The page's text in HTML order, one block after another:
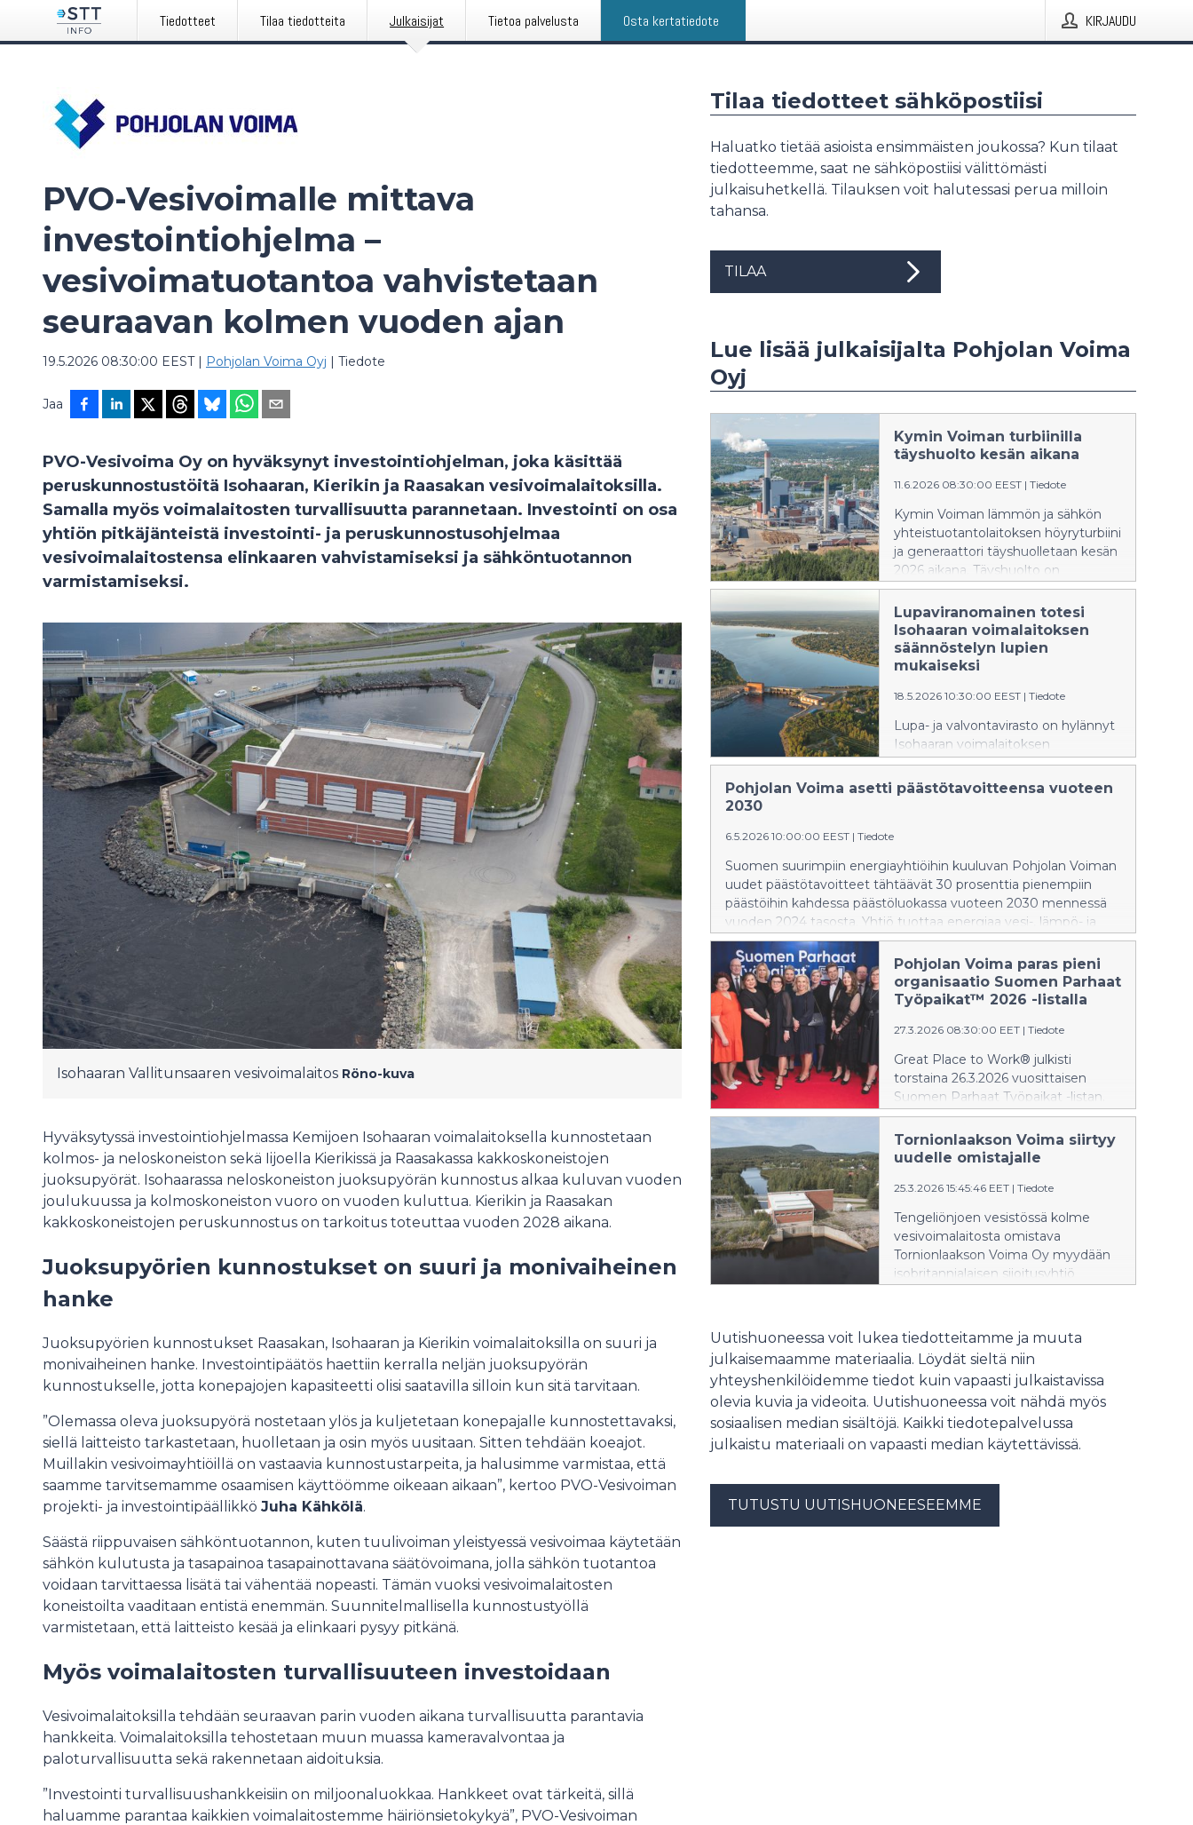
Tiedotteet Tilaa tiedotteita Julkaisijat Tietoa palvelusta Osta kertatiedote KIRJAUDU
PVO-Vesivoimalle mittava
investointiohjelma –
vesivoimatuotantoa vahvistetaan
seuraavan kolmen vuoden ajan
19.5.2026 08:30:00 EEST| Pohjolan Voima Oyj | Tiedote
Jaa
PVO-Vesivoima Oy on hyväksynyt investointiohjelman, joka käsittää
peruskunnostustöitä Isohaaran, Kierikin ja Raasakan vesivoimalaitoksilla.
Samalla myös voimalaitosten turvallisuutta parannetaan. Investointi on osa
yhtiön pitkäjänteistä investointi- ja peruskunnostusohjelmaa
vesivoimalaitostensa elinkaaren vahvistamiseksi ja sähköntuotannon
varmistamiseksi.
Isohaaran Vallitunsaaren vesivoimalaitos Röno-kuva
Hyväksytyssä investointiohjelmassa Kemijoen Isohaaran voimalaitoksella kunnostetaan
kolmos- ja neloskoneiston sekä Iijoella Kierikissä ja Raasakassa kakkoskoneistojen
juoksupyörät. Isohaarassa neloskoneiston juoksupyörän kunnostus alkaa kuluvan vuoden
joulukuussa ja kolmoskoneiston vuoro on vuoden kuluttua. Kierikin ja Raasakan
kakkoskoneistojen peruskunnostus on tarkoitus toteuttaa vuoden 2028 aikana.
Juoksupyörien kunnostukset on suuri ja monivaiheinen
hanke
Juoksupyörien kunnostukset Raasakan, Isohaaran ja Kierikin voimalaitoksilla on suuri ja
monivaiheinen hanke. Investointipäätös haettiin kerralla neljän juoksupyörän
kunnostukselle, jotta konepajojen kapasiteetti olisi saatavilla silloin kun sitä tarvitaan.
”Olemassa oleva juoksupyörä nostetaan ylös ja kuljetetaan konepajalle kunnostettavaksi,
siellä laitteisto tarkastetaan, huolletaan ja osin myös uusitaan. Sitten tehdään koeajot.
Muillakin vesivoimayhtiöillä on vastaavia kunnostustarpeita, ja halusimme varmistaa, että
saamme tarvitsemamme osaamisen käyttöömme oikeaan aikaan”, kertoo PVO-Vesivoiman
projekti- ja investointipäällikkö Juha Kähkölä.
Säästä riippuvaisen sähköntuotannon, kuten tuulivoiman yleistyessä vesivoimaa käytetään
sähkön kulutusta ja tasapainoa tasapainottavana säätövoimana, jolla sähkön tuotantoa
voidaan tarvittaessa lisätä tai vähentää nopeasti. Tämän vuoksi vesivoimalaitosten
koneistoilta vaaditaan entistä enemmän. Suunnitelmallisella kunnostustyöllä
varmistetaan, että laitteisto kesää ja elinkaari pysyy pitkänä.
Myös voimalaitosten turvallisuuteen investoidaan
Vesivoimalaitoksilla tehdään seuraavan parin vuoden aikana turvallisuutta parantavia
hankkeita. Voimalaitoksilla tehostetaan muun muassa kameravalvontaa ja
paloturvallisuutta sekä rakennetaan aidoituksia.
”Investointi turvallisuushankkeisiin on miljoonaluokkaa. Hankkeet ovat tärkeitä, sillä
haluamme parantaa kaikkien voimalaitostemme häiriönsietokykyä”, PVO-Vesivoiman
Tilaa tiedotteet sähköpostiisi
Haluatko tietää asioista ensimmäisten joukossa? Kun tilaat
tiedotteemme, saat ne sähköpostiisi välittömästi
julkaisuhetkellä. Tilauksen voit halutessasi perua milloin
tahansa.
TILAA
Lue lisää julkaisijalta Pohjolan Voima
Oyj
Kymin Voiman turbiinilla
täyshuolto kesän aikana
11.6.2026 08:30:00 EEST | Tiedote
Kymin Voiman lämmön ja sähkön
yhteistuotantolaitoksen höyryturbiini
ja generaattori täyshuolletaan kesän
2026 aikana. Täyshuolto on
valmistajan edellyttämä
määräaikaishuolto, joka tehtiin
edellisen kerran vuonna 2018. Työt
aloitettiin kesäkuun alussa, ja niiden
odotetaan valmistuvan elokuussa.
tuotannon normaalisti syksyllä.
Lupaviranomainen totesi
Isohaaran voimalaitoksen
säännöstelyn lupien
mukaiseksi
18.5.2026 10:30:00 EEST | Tiedote
Lupa- ja valvontavirasto on hylännyt
Isohaaran voimalaitoksen
lyhytaikaissäännöstelyn lopettamista
koskeneen
hallintopakkohakemuksen. Päätös
Pohjolan Voima asetti päästötavoitteensa vuoteen
2030
6.5.2026 10:00:00 EEST | Tiedote
Suomen suurimpiin energiayhtiöihin kuuluvan Pohjolan Voiman
uudet päästötavoitteet tähtäävät 30 prosenttia pienempiin
päästöihin kahdessa päästöluokassa vuoteen 2030 mennessä
vuoden 2024 tasosta. Yhtiö tuottaa energiaa vesi-, lämpö- ja
ydinvoimalla. Pohjolan Voima on vähentänyt
hiilidioksidipäästöjään määrätietoisesti ja vuonna 2025
sähköntuotannosta 99,7 % ja lämmöntuotannosta 91,4 % oli
hiilineutraalia.
Pohjolan Voima paras pieni
organisaatio Suomen Parhaat
Työpaikat™ 2026 -listalla
27.3.2026 08:30:00 EET | Tiedote
Great Place to Work® julkisti
torstaina 26.3.2026 vuosittaisen
Suomen Parhaat Työpaikat -listan.
Pohjolan Voima Oyj palkittiin
parhaana pienenä organisaationa.
Pohjolan Voima on tehnyt
ja työyhteisönsä kehittämiseksi.
Yhteiskunnallisesti merkittävä työ ja
osallistava johtamiskulttuuri
näkyykin tutkimuksessa
sitoutumisena ja keskinäisenä
luottamuksena.
Tornionlaakson Voima siirtyy
uudelle omistajalle
25.3.2026 15:45:46 EET | Tiedote
Tengeliönjoen vesistössä kolme
vesivoimalaitosta omistava
Tornionlaakson Voima Oy myydään
isobritannialaisen sijoitusyhtiö
Voiman toimintaa. Kaupan on
tarkoitus toteutua kevään 2026
aikana.
Uutishuoneessa voit lukea tiedotteitamme ja muuta
julkaisemaamme materiaalia. Löydät sieltä niin
yhteyshenkilöidemme tiedot kuin vapaasti julkaistavissa
olevia kuvia ja videoita. Uutishuoneessa voit nähdä myös
sosiaalisen median sisältöjä. Kaikki tiedotepalvelussa
julkaistu materiaali on vapaasti median käytettävissä.
TUTUSTU UUTISHUONEESEEMME